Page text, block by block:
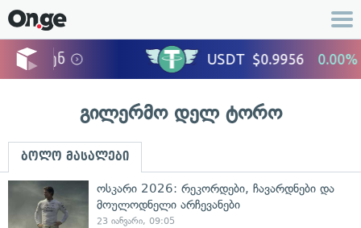
გილერმო დელ ტორო
ბოლო მასალები
ოსკარი 2026: რეკორდები, ჩავარდნები და
მოულოდნელი არჩევანები
23 იანვარი, 09:05